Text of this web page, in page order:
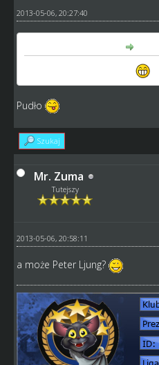
2013-05-06, 20:27:40
Pudło
Szukaj
Mr. Zuma
Tutejszy
2013-05-06, 20:58:11
a może Peter Ljung?